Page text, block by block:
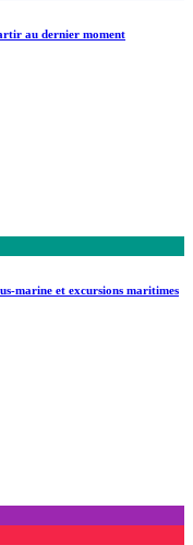
au dernier moment
marine et excursions maritimes